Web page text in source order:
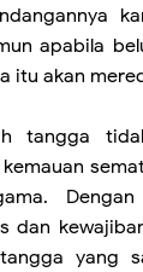
apabila
itu akan
tangga
dan
yang